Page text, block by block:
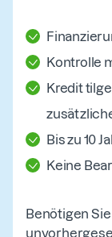
Kontrolle
Kredit
Bis zu 10
Keine
Benötigen